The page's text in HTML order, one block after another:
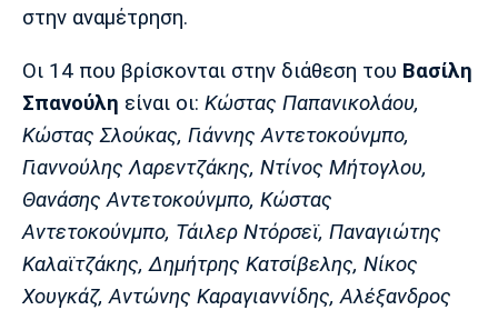
Μάντσεστερ
Λίβερπουλ
Μάντσεστερ
Σίτι
Γιουβέντους
Ίντερ Μπάγερν
στην αναμέτρηση.
Οι 14 που βρίσκονται στην διάθεση του Βασίλη
Σπανούλη είναι οι: Κώστας Παπανικολάου,
Κώστας Σλούκας, Γιάννης Αντετοκούνμπο,
Γιαννούλης Λαρεντζάκης, Ντίνος Μήτογλου,
Θανάσης Αντετοκούνμπο, Κώστας
Αντετοκούνμπο, Τάιλερ Ντόρσεϊ, Παναγιώτης
Καλαϊτζάκης, Δημήτρης Κατσίβελης, Νίκος
Χουγκάζ, Αντώνης Καραγιαννίδης, Αλέξανδρος